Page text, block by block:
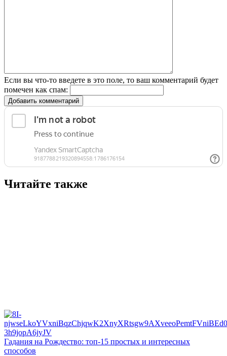
Если вы что-то введете в это поле, то ваш комментарий будет
помечен как спам:
Добавить комментарий
Читайте также
Гадания на Рождество: топ-15 простых и интересных
способов